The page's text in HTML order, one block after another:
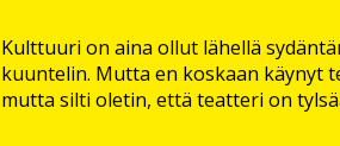
Kulttuuri on aina ollut lähellä
kuuntelin. Mutta en koskaan käynyt
mutta silti oletin, että teatteri on